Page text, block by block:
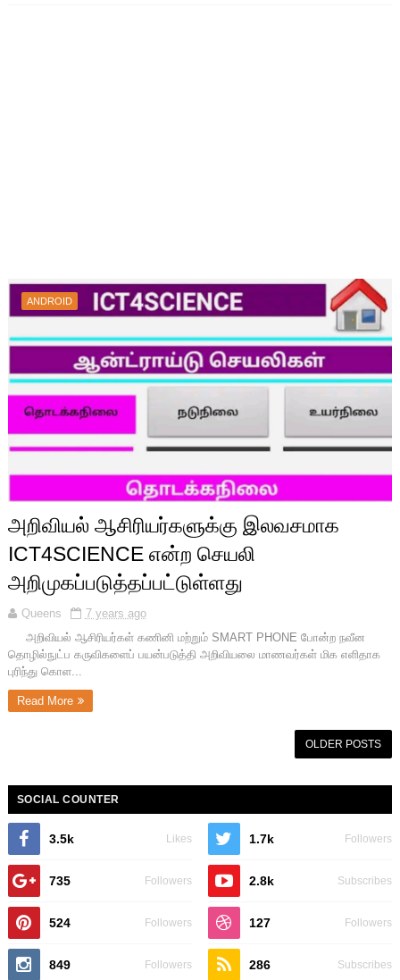
ANDROID
அறிவியல் ஆசிரியர்களுக்கு இலவசமாக
ICT4SCIENCE என்ற செயலி
அறிமுகப்படுத்தப்பட்டுள்ளது
Queens
7 years ago
அறிவியல் ஆசிரியர்கள் கணினி மற்றும் SMART PHONE போன்ற நவீன
தொழில்நுட்ப கருவிகளைப் பயன்படுத்தி அறிவியலை மாணவர்கள் மிக எளிதாக
புரிந்து கொள...
Read More
OLDER POSTS
SOCIAL COUNTER
3.5k Likes 1.7k Followers
735 Followers 2.8k Subscribes
524 Followers 127 Followers
849 Followers 286 Subscribes